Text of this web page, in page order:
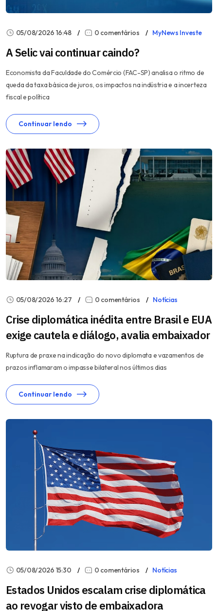
05/08/2026 16:48 0 comentários MyNews Investe
A Selic vai continuar caindo?
Economista da Faculdade do Comércio (FAC-SP) analisa o ritmo de
queda da taxa básica de juros, os impactos na indústria e a incerteza
fiscal e política
Continuar lendo
05/08/2026 16:27 0 comentários Notícias
Crise diplomática inédita entre Brasil e EUA
exige cautela e diálogo, avalia embaixador
Ruptura de praxe na indicação do novo diplomata e vazamentos de
prazos inflamaram o impasse bilateral nos últimos dias
Continuar lendo
05/08/2026 15:30 0 comentários Notícias
Estados Unidos escalam crise diplomática
ao revogar visto de embaixadora